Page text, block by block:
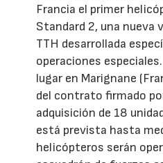
Francia el primer
Standard 2, una nueva
TTH desarrollada
operaciones
lugar en Marignane
del contrato firmado
adquisición de 18
está prevista hasta
helicópteros serán